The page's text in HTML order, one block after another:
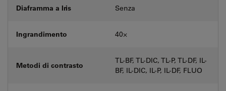
Diaframma a Iris Senza
Ingrandimento 40⨉
Metodi di contrasto
TL-BF, TL-DIC, TL-P, TL-DF, IL-
BF, IL-DIC, IL-P, IL-DF, FLUO